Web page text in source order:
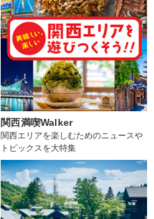
関西満喫Walker
関西エリアを楽しむためのニュースや
トピックスを大特集